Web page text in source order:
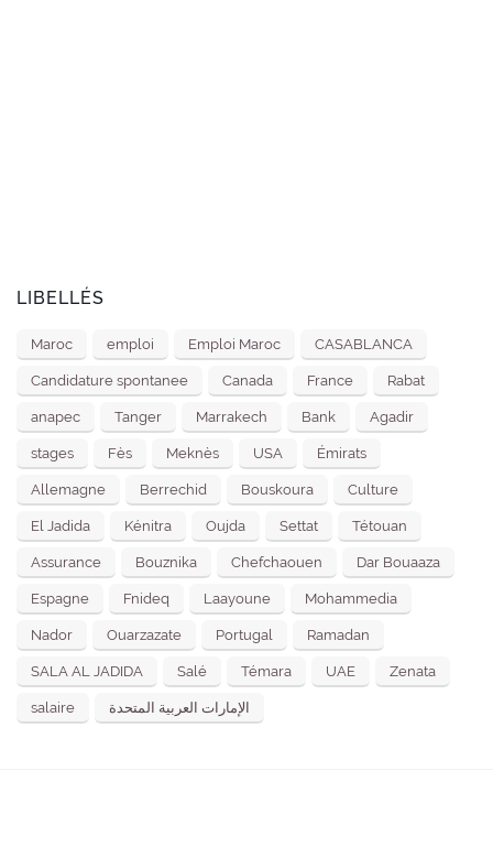
LIBELLÉS
Maroc emploi Emploi Maroc CASABLANCA
Candidature spontanee Canada France Rabat
anapec Tanger Marrakech Bank Agadir
stages Fès Meknès USA Émirats
Allemagne Berrechid Bouskoura Culture
El Jadida Kénitra Oujda Settat Tétouan
Assurance Bouznika Chefchaouen Dar Bouaaza
Espagne Fnideq Laayoune Mohammedia
Nador Ouarzazate Portugal Ramadan
SALA AL JADIDA Salé Témara UAE Zenata
salaire الإمارات العربية المتحدة